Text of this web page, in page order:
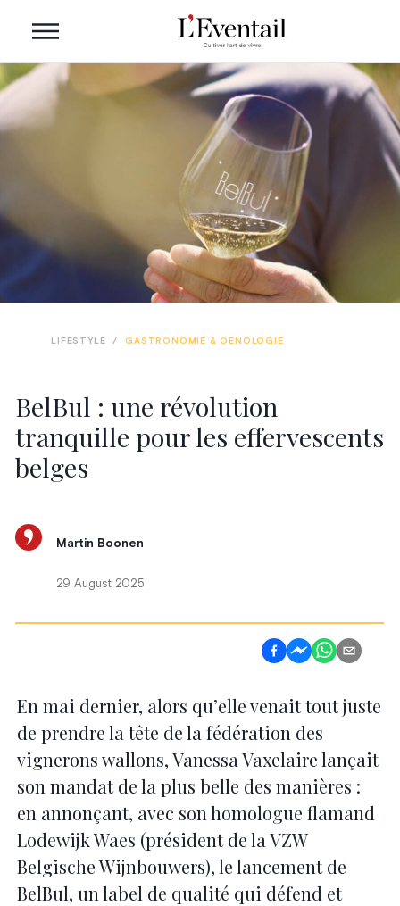
BelBul : une révolution
tranquille pour les effervescents
belges
LIFESTYLE / GASTRONOMIE & OENOLOGIE
Martin Boonen
29 August 2025
En mai dernier, alors qu’elle venait tout juste
de prendre la tête de la fédération des
vignerons wallons, Vanessa Vaxelaire lançait
son mandat de la plus belle des manières :
en annonçant, avec son homologue flamand
Lodewijk Waes (président de la VZW
Belgische Wijnbouwers), le lancement de
BelBul, un label de qualité qui défend et